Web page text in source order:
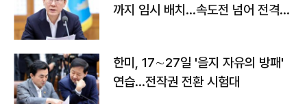
까지 임시 배치…속도전 넘어 전격
한미, 17∼27일 '을지 자유의 방패'
연습…전작권 전환 시험대